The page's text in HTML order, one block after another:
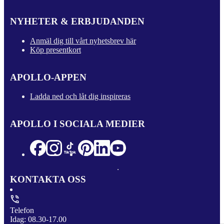
NYHETER & ERBJUDANDEN
Anmäl dig till vårt nyhetsbrev här
Köp presentkort
APOLLO-APPEN
Ladda ned och låt dig inspireras
APOLLO I SOCIALA MEDIER
KONTAKTA OSS
Telefon
Idag: 08.30-17.00